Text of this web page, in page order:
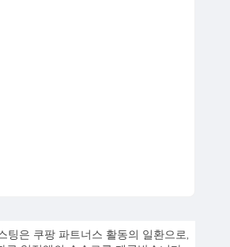
팅은 쿠팡 파트너스 활동의 일환으로,